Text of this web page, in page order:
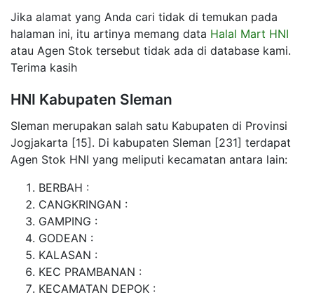
Jika alamat yang Anda cari tidak di temukan pada
halaman ini, itu artinya memang data Halal Mart HNI
atau Agen Stok tersebut tidak ada di database kami.
Terima kasih
HNI Kabupaten Sleman
Sleman merupakan salah satu Kabupaten di Provinsi
Jogjakarta [15]. Di kabupaten Sleman [231] terdapat
Agen Stok HNI yang meliputi kecamatan antara lain:
BERBAH :
CANGKRINGAN :
GAMPING :
GODEAN :
KALASAN :
KEC PRAMBANAN :
KECAMATAN DEPOK :